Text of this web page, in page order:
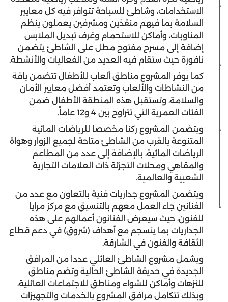
الاستخدامات، وشاطئ للسباحة تتوافر فيه كل معايير
السلامة بما فيهم منقذين ومشرفين يعملون بنظم
المناوبات، وأماكن للاستحمام وغرف تبديل الملابس
إضافة إلى مسرح مفتوح مطل على الشاطئ يتضمن
نافورة حيث ستقام فيه العديد من الفعاليات والأنشطة.
كما يوفر المشروع مناطق ألعاب للأطفال تتضمن باقة
من النشاطات والألعاب وتعتمد أفضل معايير الأمان
والسلامة، وتستقبل هذه المنطقة الأطفال ضمن
الفئات العمرية التي تتراوح بين 4 و12 عاماً.
ويتضمن المشروع ركناً مخصصاً للرياضات المائية
المتنوعة بالقرب من الشاطئ متاحة لجميع الزوار وهواة
الرياضات المائية، بالإضافة إلى عدد من المطاعم
والمقاهي ومحلات التجزئة ذات العلامات التجارية
الشعبية والعالمية.
ويتضمن المشروع جداريات فنية بالتعاون مع عدد من
الفنانين جاء العمل معهم بالتنسيق مع مركز مرايا
للفنون، حيث سيعرض الفنانون أعمالهم على هذه
الجداريات بما ينسجم مع أهداف (شروق) في دعم قطاع
الثقافة والفنون في الشارقة.
ويشمل مشروع الشاطئ العائلي عدداً من المرافق
الجديدة في حديقة الشاطئ الحالية وتضم مناطق
للنزهات وأماكن للشواء ومناطق للاجتماعات العائلية،
وبذلك تتكامل مرافق المشروع بالخدمات والتجهيزات